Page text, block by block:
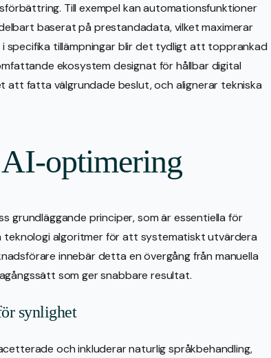
Till exempel kan automationsfunktioner
baserat på prestandadata, vilket maximerar
i specifika tillämpningar blir det tydligt att topprankad
ekosystem designat för hållbar digital
att fatta välgrundade beslut, och alignerar tekniska
optimering
grundläggande principer, som är essentiella för
teknologi algoritmer för att systematiskt utvärdera
innebär detta en övergång från manuella
som ger snabbare resultat.
synlighet
och inkluderar naturlig språkbehandling,